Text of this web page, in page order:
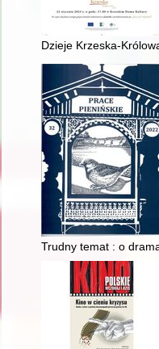
Dzieje Krzeska-
Trudny temat : o